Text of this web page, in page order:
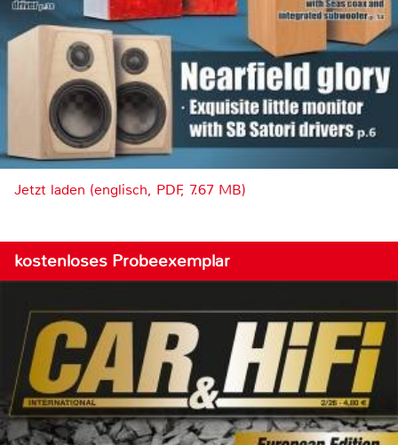
Jetzt laden (englisch, PDF, 7.67 MB)
kostenloses Probeexemplar